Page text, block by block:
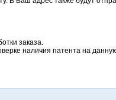
заказа.
наличия патента на